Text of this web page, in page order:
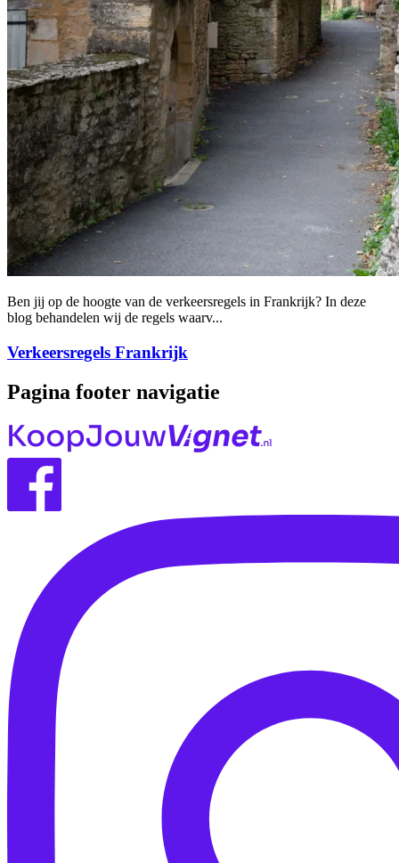
Ben jij op de hoogte van de verkeersregels in Frankrijk? In deze
blog behandelen wij de regels waarv...
Verkeersregels Frankrijk
Pagina footer navigatie